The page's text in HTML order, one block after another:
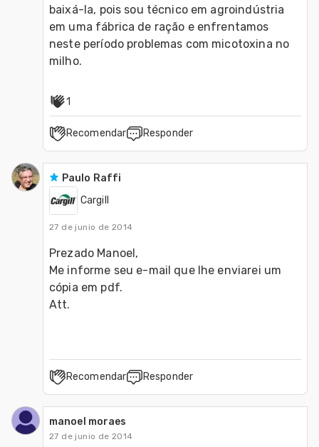
baixá-la, pois sou técnico em agroindústria
em uma fábrica de ração e enfrentamos
neste período problemas com micotoxina no
milho.
1
Recomendar Responder
Paulo Raffi
Cargill
27 de junio de 2014
Prezado Manoel,
Me informe seu e-mail que lhe enviarei um
cópia em pdf.
Att.
Recomendar Responder
manoel moraes
27 de junio de 2014